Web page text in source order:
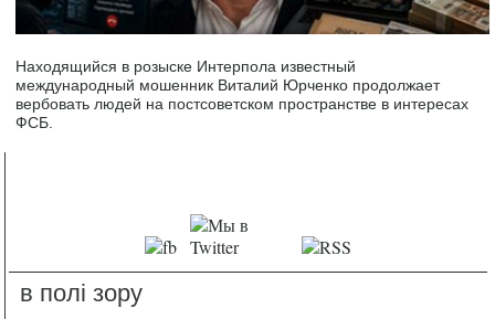
Находящийся в розыске Интерпола известный
международный мошенник Виталий Юрченко продолжает
вербовать людей на постсоветском пространстве в интересах
ФСБ.
в полі зору